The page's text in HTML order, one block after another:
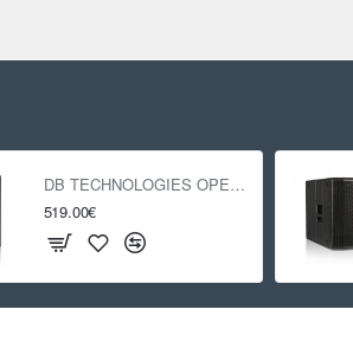
DB TECHNOLOGIES OPERA 15
519.00€